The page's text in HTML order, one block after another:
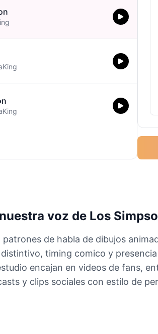
voz de Los
de habla de dibujos
timing comico y
encajan en videos de fans,
y clips sociales con estilo de